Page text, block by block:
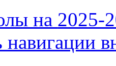
на 2025-